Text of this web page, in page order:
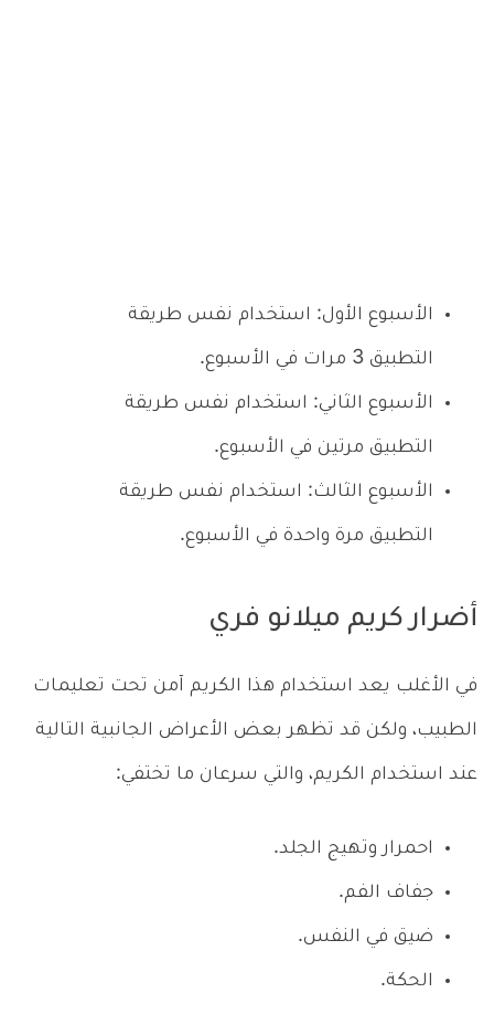
الأسبوع الأول: استخدام نفس طريقة
التطبيق 3 مرات في الأسبوع.
الأسبوع الثاني: استخدام نفس طريقة
التطبيق مرتين في الأسبوع.
الأسبوع الثالث: استخدام نفس طريقة
التطبيق مرة واحدة في الأسبوع.
أضرار كريم ميلانو فري
في الأغلب يعد استخدام هذا الكريم آمن تحت تعليمات
الطبيب، ولكن قد تظهر بعض الأعراض الجانبية التالية
عند استخدام الكريم، والتي سرعان ما تختفي:
احمرار وتهيج الجلد.
جفاف الفم.
ضيق في النفس.
الحكة.